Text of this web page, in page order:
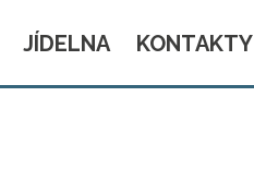
JÍDELNA KONTAKTY